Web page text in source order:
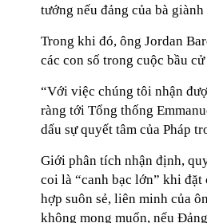
tướng nếu đảng của bà
Trong khi đó, ông Jordan
các con số trong cuộc bầu
“Với việc chúng tôi nhận
ràng tới Tổng thống
dấu sự quyết tâm của Pháp
Giới phân tích nhận định,
coi là “canh bạc lớn” khi
hợp suôn sẻ, liên minh của
không mong muốn, nếu